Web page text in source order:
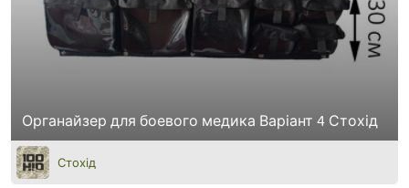
Органайзер для боевого медика Варіант 4 Стохід
Стохід